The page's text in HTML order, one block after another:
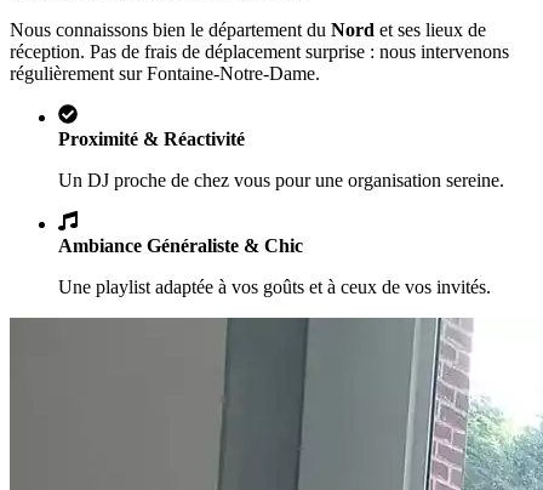
Nous connaissons bien le département du Nord et ses lieux de
réception. Pas de frais de déplacement surprise : nous intervenons
régulièrement surFontaine-Notre-Dame.
Proximité & Réactivité
Un DJ proche de chez vous pour une organisation sereine.
Ambiance Généraliste & Chic
Une playlist adaptée à vos goûts et à ceux de vos invités.